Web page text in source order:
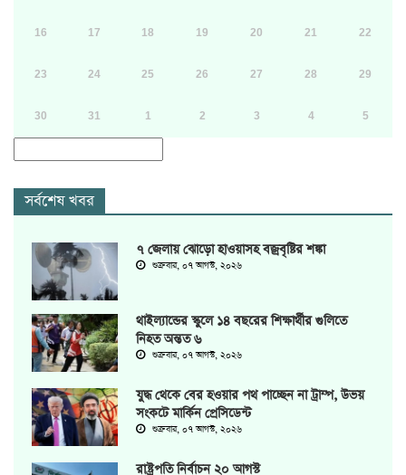
16 17 18 19 20 21 22
23 24 25 26 27 28 29
30 31 1 2 3 4 5
সর্বশেষ খবর
৭ জেলায় ঝোড়ো হাওয়াসহ বজ্রবৃষ্টির শঙ্কা
শুক্রবার, ০৭ আগস্ট, ২০২৬
থাইল্যান্ডের স্কুলে ১৪ বছরের শিক্ষার্থীর গুলিতে
নিহত অন্তত ৬
শুক্রবার, ০৭ আগস্ট, ২০২৬
যুদ্ধ থেকে বের হওয়ার পথ পাচ্ছেন না ট্রাম্প, উভয়
সংকটে মার্কিন প্রেসিডেন্ট
শুক্রবার, ০৭ আগস্ট, ২০২৬
রাষ্ট্রপতি নির্বাচন ২০ আগস্ট